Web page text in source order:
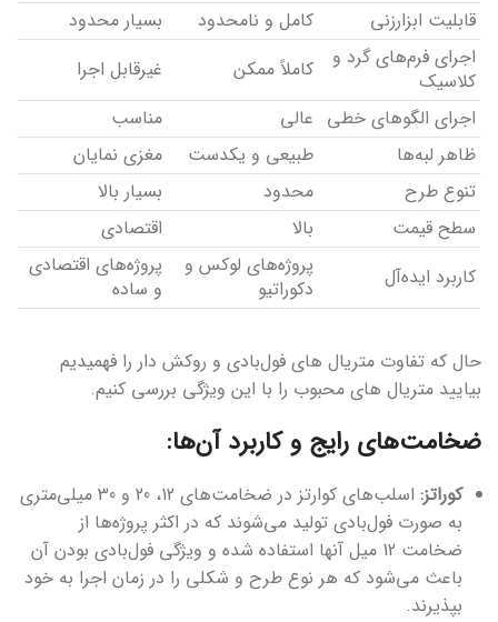
قابلیت ابزارزنی
کامل و نامحدود
بسیار محدود
اجرای فرم‌های گرد و
کلاسیک
کاملاً ممکن
غیرقابل اجرا
اجرای الگوهای خطی عالی
مناسب
ظاهر لبه‌ها
طبیعی و یکدست
مغزی نمایان
تنوع طرح
محدود
بسیار بالا
سطح قیمت
بالا
اقتصادی
کاربرد ایده‌آل
پروژه‌های لوکس و
دکوراتیو
پروژه‌های اقتصادی
و ساده
حال که تفاوت متریال های فول‌بادی و روکش دار را فهمیدیم
بیایید متریال های محبوب را با این ویژگی بررسی کنیم.
ضخامت‌های رایج و کاربرد آن‌ها:
کوراتز:
اسلب‌های کوارتز در ضخامت‌های 12، 20 و 30 میلی‌متری
به صورت فول‌بادی تولید می‌شوند که در اکثر پروژه‌ها از
ضخامت 12 میل آنها استفاده شده و ویژگی فول‌بادی بودن آن
باعث می‌شود که هر نوع طرح و شکلی را در زمان اجرا به خود
بپذیرند.